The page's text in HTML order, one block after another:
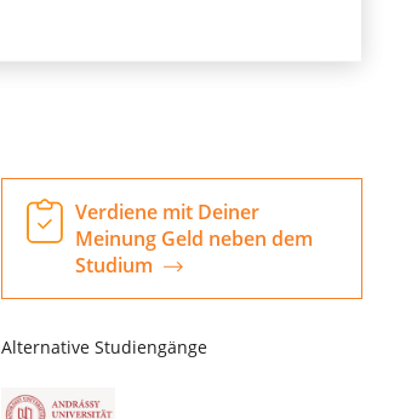
Verdiene mit Deiner
Meinung Geld neben dem
Studium
Alternative Studiengänge